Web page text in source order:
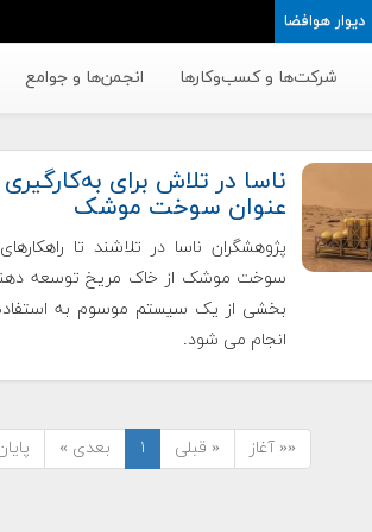
دیوار هوافضا
شرکت‌ها و کسب‌وکار‌ها انجمن‌ها و جوامع
ناسا در تلاش برای
عنوان سوخت موشک
پژوهشگران ناسا در تلاشند تا
سوخت موشک از خاک مریخ توسعه دهند.
انجام می شود.
«« آغاز « قبلی ۱ بعدی »